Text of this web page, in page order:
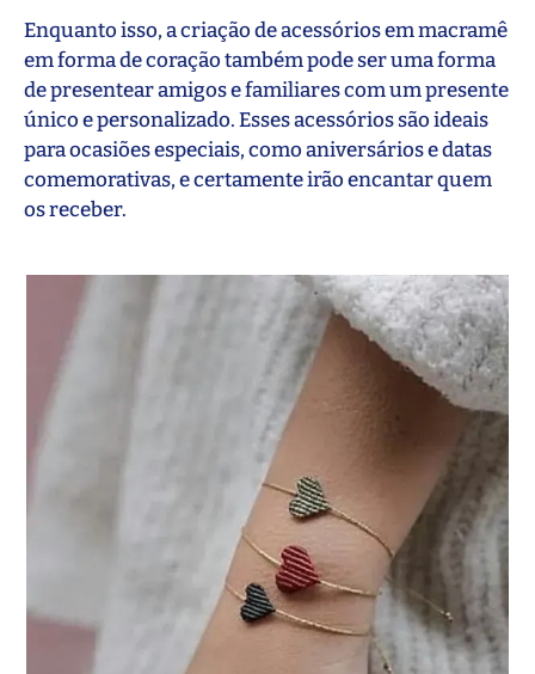
Enquanto isso, a criação de acessórios em macramê
em forma de coração também pode ser uma forma
de presentear amigos e familiares com um presente
único e personalizado. Esses acessórios são ideais
para ocasiões especiais, como aniversários e datas
comemorativas, e certamente irão encantar quem
os receber.